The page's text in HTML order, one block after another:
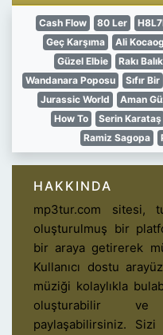
Cash Flow 80 Ler
Geç Karşıma
Ali
Güzel Elbie
Rakı Balık
Wandanara Poposu
Sıfır Bir
Jurassic World
Aman
How To
Serin Karataş
Ramiz Sagopa
HAKKINDA
mp3tur.com sitesi,
oluşturulmuş bir
bir araya getirerek
Kullanıcı dostu
müziği kolaylıkla
oluşturabilir ve
paylaşabilirsiniz.